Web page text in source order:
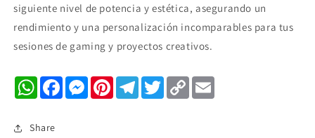
siguiente nivel de potencia y estética, asegurando un
rendimiento y una personalización incomparables para tus
sesiones de gaming y proyectos creativos.
WhatsAppFacebookMessenger
PinterestTelegramTwitterCopy
Link
Share